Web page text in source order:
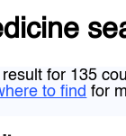
result for 135
to find for